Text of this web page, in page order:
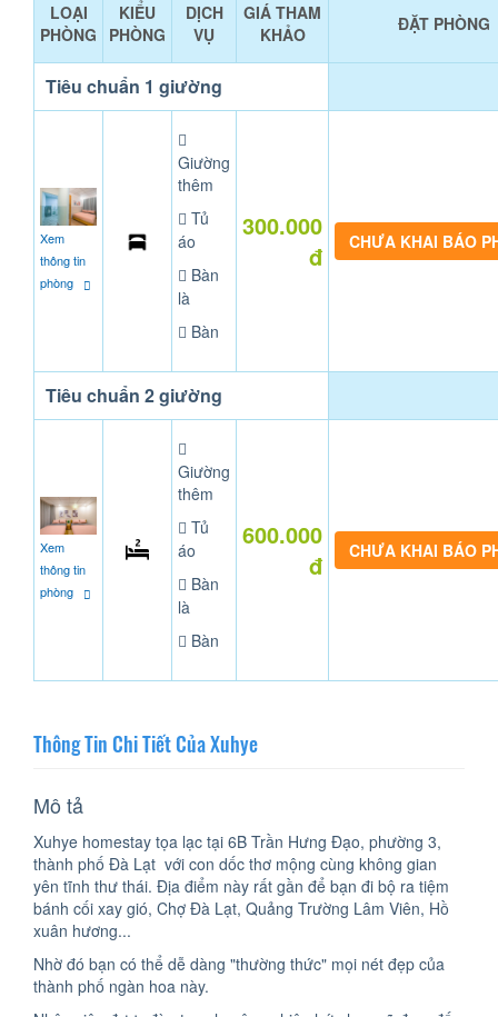
LOẠI
PHÒNG
KIỂU
PHÒNG
DỊCH
VỤ
GIÁ THAM
KHẢO
ĐẶT PHÒNG
Tiêu chuẩn 1 giường
Xem
thông tin
phòng
Giường
thêm
Tủ
áo
Bàn
là
Bàn
300.000
đ
CHƯA KHAI BÁO
Tiêu chuẩn 2 giường
Xem
thông tin
phòng
Giường
thêm
Tủ
áo
Bàn
là
Bàn
600.000
đ
CHƯA KHAI BÁO
Thông Tin Chi Tiết Của Xuhye
Mô tả
Xuhye homestay tọa lạc tại 6B Trần Hưng Đạo, phường 3,
thành phố Đà Lạt với con dốc thơ mộng cùng không gian
yên tĩnh thư thái. Địa điểm này rất gần để bạn đi bộ ra tiệm
bánh cối xay gió, Chợ Đà Lạt, Quảng Trường Lâm Viên, Hồ
xuân hương...
Nhờ đó bạn có thể dễ dàng "thường thức" mọi nét đẹp của
thành phố ngàn hoa này.